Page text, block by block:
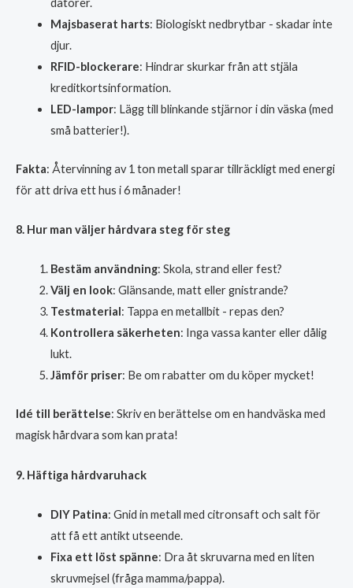
Majsbaserat harts: Biologiskt nedbrytbar - skadar inte
djur.
RFID-blockerare: Hindrar skurkar från att stjäla
kreditkortsinformation.
LED-lampor: Lägg till blinkande stjärnor i din väska (med
små batterier!).
Fakta: Återvinning av 1 ton metall sparar tillräckligt med energi
för att driva ett hus i 6 månader!
8. Hur man väljer hårdvara steg för steg
Bestäm användning: Skola, strand eller fest?
Välj en look: Glänsande, matt eller gnistrande?
Testmaterial: Tappa en metallbit - repas den?
Kontrollera säkerheten: Inga vassa kanter eller dålig
lukt.
Jämför priser: Be om rabatter om du köper mycket!
Idé till berättelse: Skriv en berättelse om en handväska med
magisk hårdvara som kan prata!
9. Häftiga hårdvaruhack
DIY Patina: Gnid in metall med citronsaft och salt för
att få ett antikt utseende.
Fixa ett löst spänne: Dra åt skruvarna med en liten
skruvmejsel (fråga mamma/pappa).